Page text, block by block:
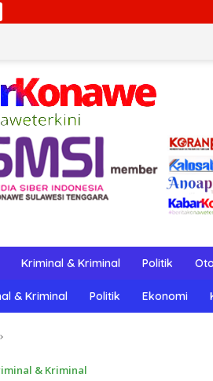
Winpot Casino: Su
Kriminal & Kriminal Politik
& Kriminal Politik Ekonomi
& Kriminal